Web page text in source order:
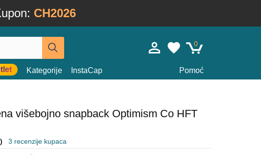
CH2026
0
Kategorije InstaCap Pomoć
višebojno snapback Optimism Co HFT
3 recenzije kupaca